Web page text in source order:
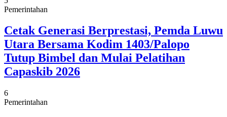
Pemerintahan
Cetak Generasi Berprestasi, Pemda Luwu
Utara Bersama Kodim 1403/Palopo
Tutup Bimbel dan Mulai Pelatihan
Capaskib 2026
6
Pemerintahan